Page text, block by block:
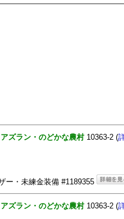
アズラン・のどかな農村10363-2 (
ー・未練金装備 #1189355
アズラン・のどかな農村10363-2 (